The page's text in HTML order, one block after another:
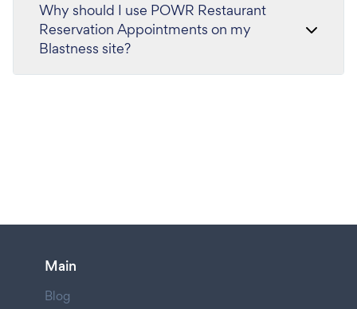
Why should I use POWR Restaurant
Reservation Appointments on my
Blastness site?
Main
Blog